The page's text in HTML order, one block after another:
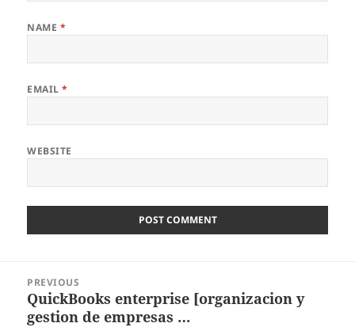
NAME *
EMAIL*
WEBSITE
navigation
PREVIOUS
Previous
post:
QuickBooks enterprise [organizacion y
gestion de empresas …